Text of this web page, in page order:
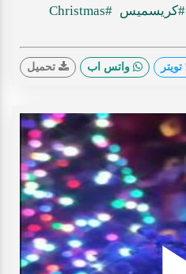
#كريسميس #Christmas
تويتر واتس اب تحميل